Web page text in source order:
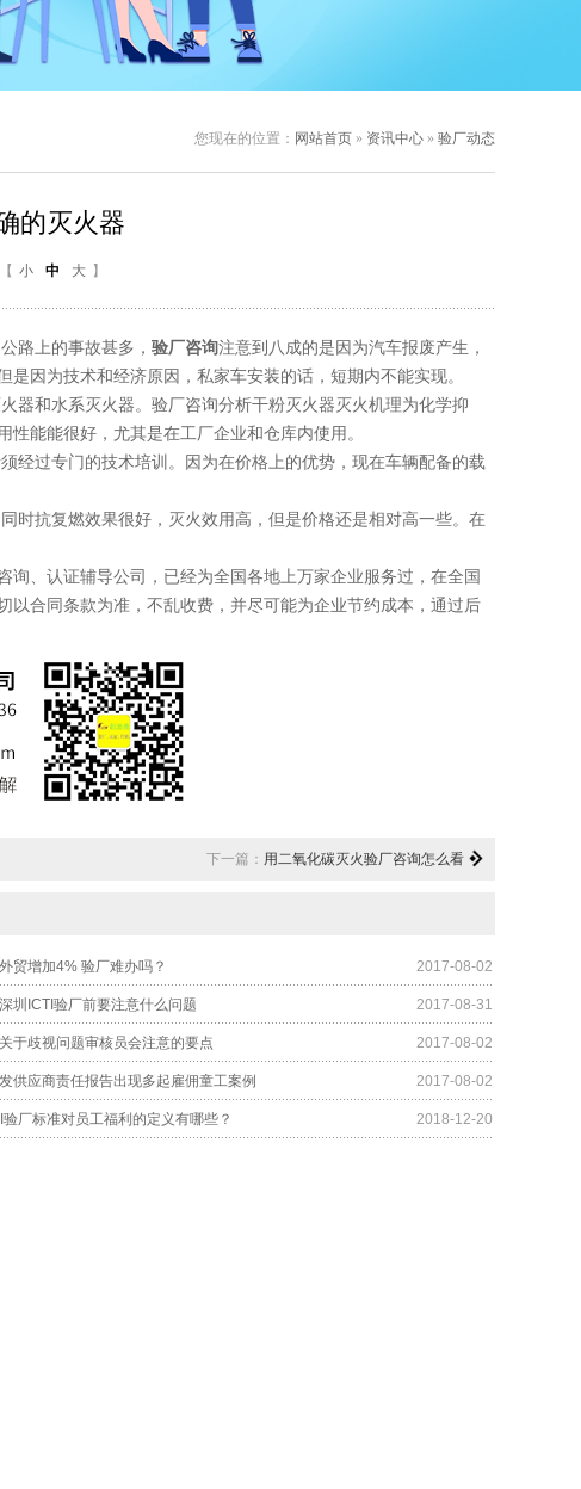
您现在的位置： 网站首页 » 资讯中心 » 验厂动态
的灭火器
【 小 中 大 】
路上的事故甚多， 验厂咨询注意到八成的是因为汽车报废产生，
因为技术和经济原因，私家车安装的话，短期内不能实现。
和水系灭火器。验厂咨询分析干粉灭火器灭火机理为化学抑
能能很好，尤其是在工厂企业和仓库内使用。
过专门的技术培训。因为在价格上的优势，现在车辆配备的载
抗复燃效果很好，灭火效用高，但是价格还是相对高一些。在
、认证辅导公司，已经为全国各地上万家企业服务过，在全国
合同条款为准，不乱收费，并尽可能为企业节约成本，通过后
下一篇： 用二氧化碳灭火验厂咨询怎么看
贸增加4% 验厂难办吗？ 2017-08-02
圳ICTI验厂前要注意什么问题 2017-08-31
于歧视问题审核员会注意的要点 2017-08-02
供应商责任报告出现多起雇佣童工案例 2017-08-02
验厂标准对员工福利的定义有哪些？ 2018-12-20